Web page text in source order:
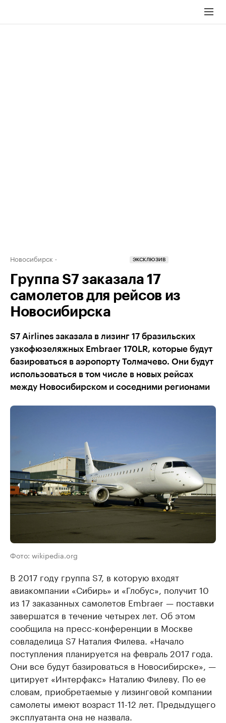
Новосибирск ЭКСКЛЮЗИВ
Группа S7 заказала 17
самолетов для рейсов из
Новосибирска
S7 Airlines заказала в лизинг 17 бразильских
узкофюзеляжных Embraer 170LR, которые будут
базироваться в аэропорту Толмачево. Они будут
использоваться в том числе в новых рейсах
между Новосибирском и соседними регионами
Фото: wikipedia.org
В 2017 году группа S7, в которую входят
авиакомпании «Сибирь» и «Глобус», получит 10
из 17 заказанных самолетов Embraer — поставки
завершатся в течение четырех лет. Об этом
сообщила на пресс-конференции в Москве
совладелица S7 Наталия Филева. «Начало
поступления планируется на февраль 2017 года.
Они все будут базироваться в Новосибирске», —
цитирует «Интерфакс» Наталию Филеву. По ее
словам, приобретаемые у лизинговой компании
самолеты имеют возраст 11-12 лет. Предыдущего
эксплуатанта она не назвала.